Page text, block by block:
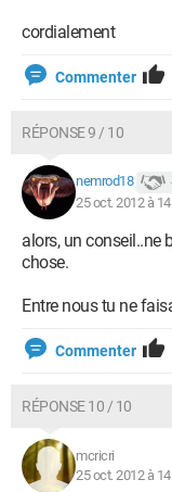
cordialement
Commenter
RÉPONSE 9 / 10
nemrod18
25 oct. 2012 à
alors, un conseil..ne
chose.
Entre nous tu ne
Commenter
RÉPONSE 10 / 10
mcricri
25 oct. 2012 à